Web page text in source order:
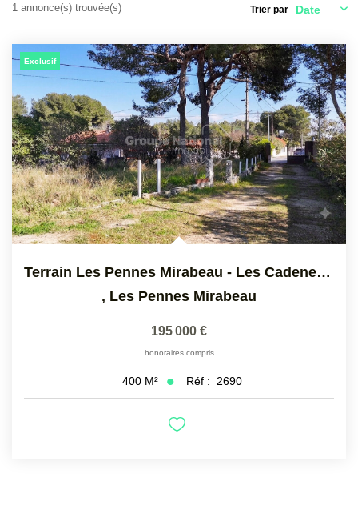
1 annonce(s) trouvée(s) Trier par
Exclusif
Terrain Les Pennes Mirabeau - Les Cadeneaux 400 M2
, Les Pennes Mirabeau
195 000 €
honoraires compris
400 M² Réf : 2690